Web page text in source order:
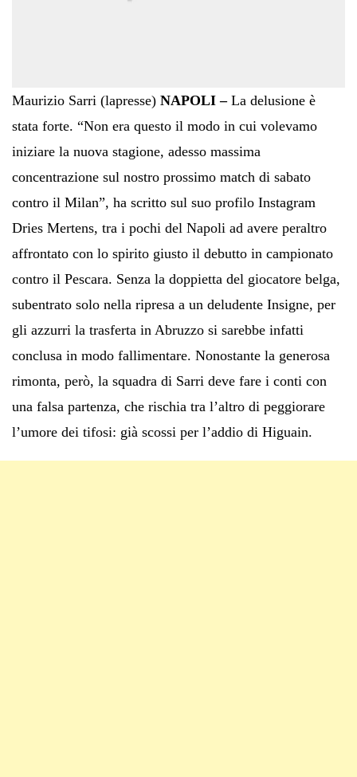
Maurizio Sarri (lapresse) NAPOLI –La delusione è
stata forte. “Non era questo il modo in cui volevamo
iniziare la nuova stagione, adesso massima
concentrazione sul nostro prossimo match di sabato
contro il Milan”, ha scritto sul suo profilo Instagram
Dries Mertens, tra i pochi del Napoli ad avere peraltro
affrontato con lo spirito giusto il debutto in campionato
contro il Pescara. Senza la doppietta del giocatore belga,
subentrato solo nella ripresa a un deludente Insigne, per
gli azzurri la trasferta in Abruzzo si sarebbe infatti
conclusa in modo fallimentare. Nonostante la generosa
rimonta, però, la squadra di Sarri deve fare i conti con
una falsa partenza, che rischia tra l’altro di peggiorare
l’umore dei tifosi: già scossi per l’addio di Higuain.